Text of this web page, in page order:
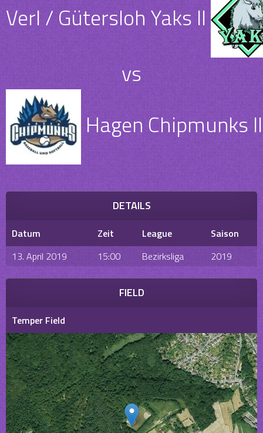
Verl / Gütersloh Yaks II
vs
Hagen Chipmunks II
DETAILS
Datum Zeit League
Saison
13. April 2019
15:00 Bezirksliga 2019
FIELD
Temper Field